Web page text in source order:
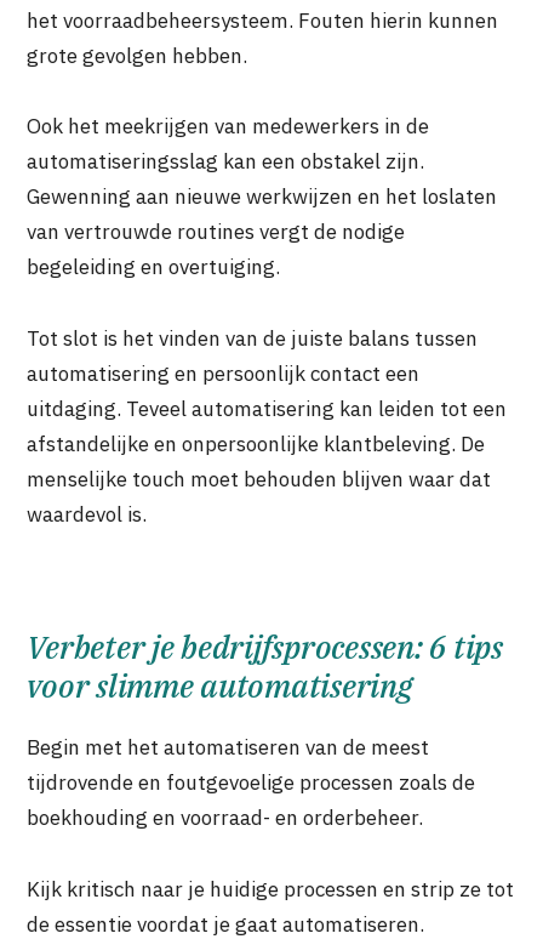
het voorraadbeheersysteem. Fouten hierin kunnen
grote gevolgen hebben.
Ook het meekrijgen van medewerkers in de
automatiseringsslag kan een obstakel zijn.
Gewenning aan nieuwe werkwijzen en het loslaten
van vertrouwde routines vergt de nodige
begeleiding en overtuiging.
Tot slot is het vinden van de juiste balans tussen
automatisering en persoonlijk contact een
uitdaging. Teveel automatisering kan leiden tot een
afstandelijke en onpersoonlijke klantbeleving. De
menselijke touch moet behouden blijven waar dat
waardevol is.
Verbeter je bedrijfsprocessen: 6 tips
voor slimme automatisering
Begin met het automatiseren van de meest
tijdrovende en foutgevoelige processen zoals de
boekhouding en voorraad- en orderbeheer.
Kijk kritisch naar je huidige processen en strip ze tot
de essentie voordat je gaat automatiseren.